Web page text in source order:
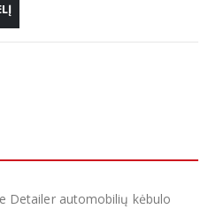
Detailer automobilių kėbulo